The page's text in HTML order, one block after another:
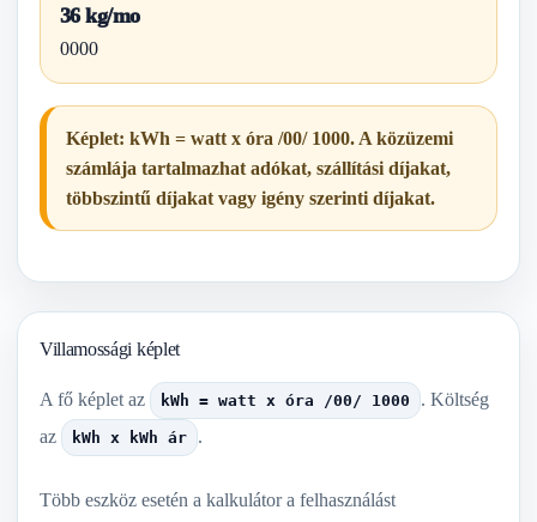
36 kg/mo
0000
Képlet: kWh = watt x óra /00/ 1000. A közüzemi
számlája tartalmazhat adókat, szállítási díjakat,
többszintű díjakat vagy igény szerinti díjakat.
Villamossági képlet
A fő képlet az kWh = watt x óra /00/ 1000
. Költség
az
kWh x kWh ár .
Több eszköz esetén a kalkulátor a felhasználást